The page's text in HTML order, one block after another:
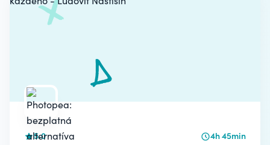
5.0 4h 45min